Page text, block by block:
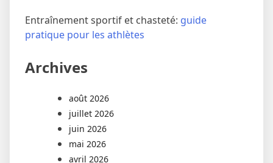
Entraînement sportif et chasteté: guide
pratique pour les athlètes
Archives
août 2026
juillet 2026
juin 2026
mai 2026
avril 2026